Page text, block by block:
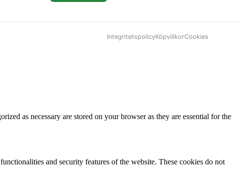
IntegritetspolicyKöpvillkorCookies
as necessary are stored on your browser as they are essential for the
and security features of the website. These cookies do not